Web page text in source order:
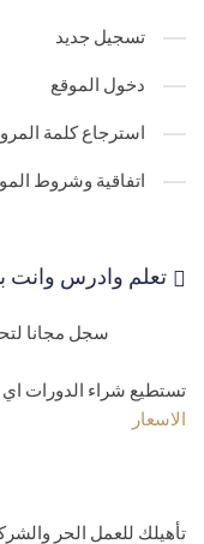
تسجيل جديد
دخول الموقع
استرجاع كلمة
اتفاقية وشروط
تعلم وادرس وانت
سجل مجانا
تستطيع شراء الدورات
الاسعار
تأهيلك للعمل الحر